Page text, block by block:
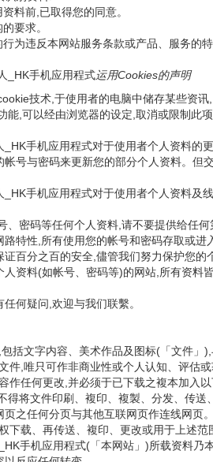
料前,已取得您的同意。
要求。
为违反本网站服务条款或产品、服务的
_HK手机应用程式运用Cookies的声明
技术,于使用者的电脑中储存某些资
能,可以经由浏览器的设定,取消或限制此项
手机应用程式对于使用者个人资料的更
号与密码来更新您的部分个人资料。但
手机应用程式对于使用者个人资料及线
、密码等任何个人资料,请不要提供给任
特性,所有使用您的帐号和密码存取或
百分之百的安全,儘管我们努力保护您
资料(如帐号、密码等)的网站,所有资料皆
何疑问,欢迎与我们联繫。
括文字内容、美术作品及图标(「文件」
件,唯只可作非商业性或个人认知、评估
作任何更改,并必须于已下载之複本加入
得将文件印刷、複印、複製、分发、传
之任何分页与其他互联网页作连线网页。
下载、再传送、複印、更改或用于上述范
手机应用程式(「本网站」)所载资料